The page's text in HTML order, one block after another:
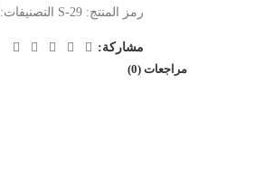
رمز المنتج: S-29 التصنيفات:
مشاركة:
مراجعات (0)